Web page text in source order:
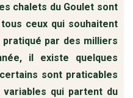
chalets du Goulet sont
ceux qui souhaitent
pratiqué par des milliers
il existe quelques
sont praticables
qui partent du